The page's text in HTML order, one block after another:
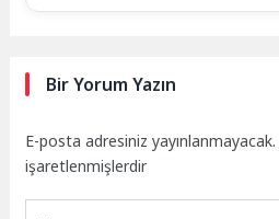
Bir Yorum Yazın
E-posta adresiniz yayınlanmayacak.
işaretlenmişlerdir